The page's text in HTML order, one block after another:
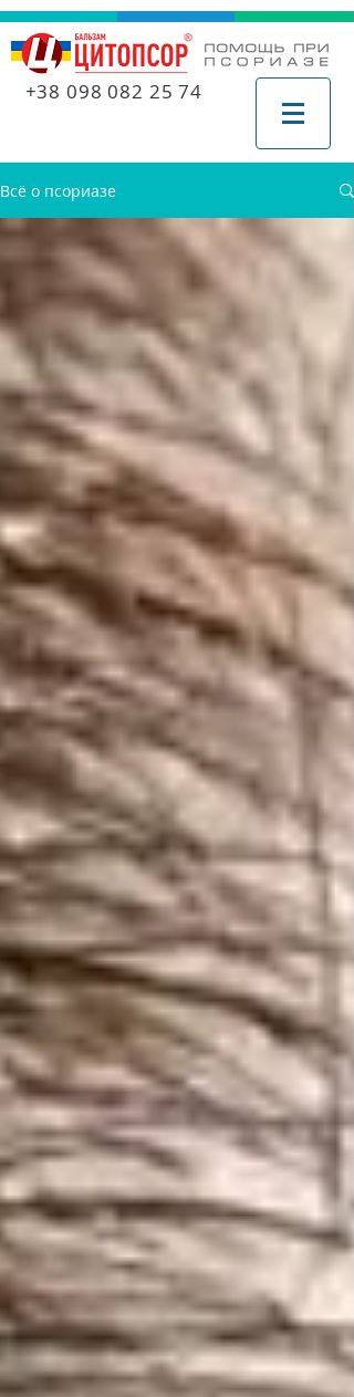
+38 098 082 25 74
Всё о псориазе